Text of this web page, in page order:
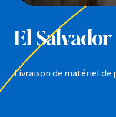
El Salvador
Livraison de matériel